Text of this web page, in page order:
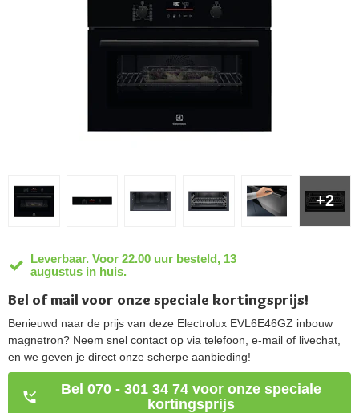
+2
Leverbaar. Voor 22.00 uur besteld, 13
augustus in huis.
Bel of mail voor onze speciale kortingsprijs!
Benieuwd naar de prijs van deze Electrolux EVL6E46GZ inbouw
magnetron? Neem snel contact op via telefoon, e-mail of livechat,
en we geven je direct onze scherpe aanbieding!
Bel 070 - 301 34 74 voor onze speciale
kortingsprijs